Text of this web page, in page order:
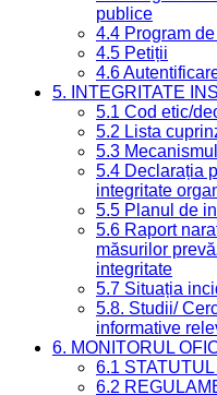
publice
4.4 Program
4.5 Petiții
4.6
5. INTEGRITATE
5.1 Cod etic/
5.2 Lista
5.3
5.4 Declarația
integritate
5.5 Planul de
5.6 Raport
măsurilor
integritate
5.7 Situația
5.8. Studii/
informative
6. MONITORUL
6.1 STATUTUL
6.2